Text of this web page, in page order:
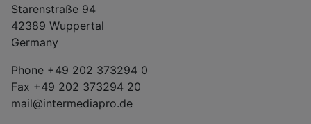
Starenstraße 94
42389 Wuppertal
Germany
Phone +49 202 373294 0
Fax +49 202 373294 20
mail@intermediapro.de